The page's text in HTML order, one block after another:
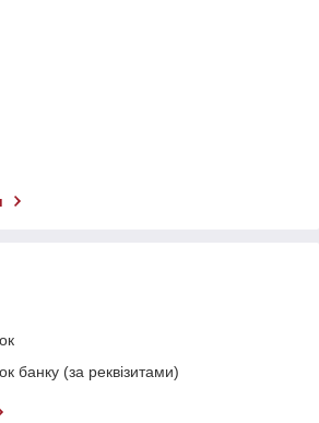
банку (за реквізитами)